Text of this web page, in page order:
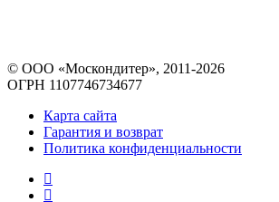
© ООО «Москондитер», 2011-2026
ОГРН 1107746734677
Карта сайта
Гарантия и возврат
Политика конфиденциальности